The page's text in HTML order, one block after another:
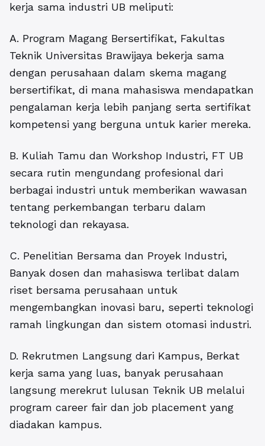
kerja sama industri UB meliputi:
A. Program Magang Bersertifikat, Fakultas
Teknik Universitas Brawijaya bekerja sama
dengan perusahaan dalam skema magang
bersertifikat, di mana mahasiswa mendapatkan
pengalaman kerja lebih panjang serta sertifikat
kompetensi yang berguna untuk karier mereka.
B. Kuliah Tamu dan Workshop Industri, FT UB
secara rutin mengundang profesional dari
berbagai industri untuk memberikan wawasan
tentang perkembangan terbaru dalam
teknologi dan rekayasa.
C. Penelitian Bersama dan Proyek Industri,
Banyak dosen dan mahasiswa terlibat dalam
riset bersama perusahaan untuk
mengembangkan inovasi baru, seperti teknologi
ramah lingkungan dan sistem otomasi industri.
D. Rekrutmen Langsung dari Kampus, Berkat
kerja sama yang luas, banyak perusahaan
langsung merekrut lulusan Teknik UB melalui
program career fair dan job placement yang
diadakan kampus.